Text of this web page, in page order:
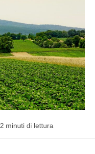
2 minuti di lettura